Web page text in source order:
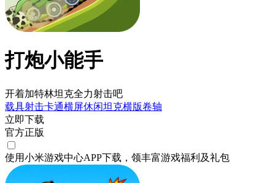
打炮小能手
开着加特林坦克全力射击吧
载具射击卡通横屏休闲坦克横版卷轴
立即下载
官方正版
使用小米游戏中心APP下载 ，领丰富游戏福利 及礼包